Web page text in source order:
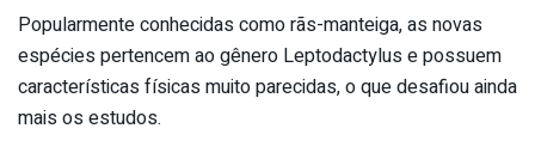
Popularmente conhecidas como rãs-manteiga, as novas
espécies pertencem ao gênero Leptodactylus e possuem
características físicas muito parecidas, o que desafiou ainda
mais os estudos.